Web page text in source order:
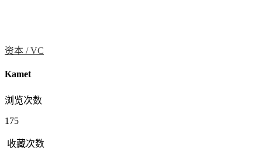
资本 /VC
Kamet
浏览次数
175
收藏次数